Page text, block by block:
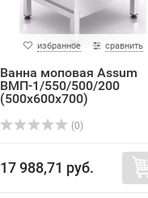
избранное сравнить
Ванна моповая Assum
ВМП-1/550/500/200
(500х600х700)
(0)
17 988,71 руб.